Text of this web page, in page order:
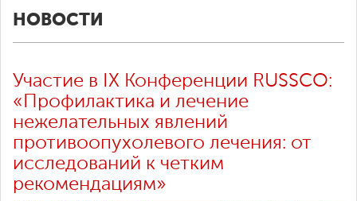
НОВОСТИ
Участие в IX Конференции RUSSCO:
«Профилактика и лечение
нежелательных явлений
противоопухолевого лечения: от
исследований к четким
рекомендациям»